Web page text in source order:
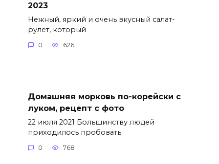
2023
Нежный, яркий и очень вкусный салат-
рулет, который
0 626
Домашняя морковь по-корейски с
луком, рецепт с фото
22 июля 2021 Большинству людей
приходилось пробовать
0 768